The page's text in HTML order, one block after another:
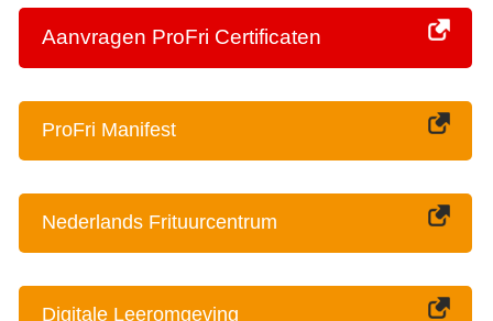
Aanvragen ProFri Certificaten
ProFri Manifest
Nederlands Frituurcentrum
Digitale Leeromgeving